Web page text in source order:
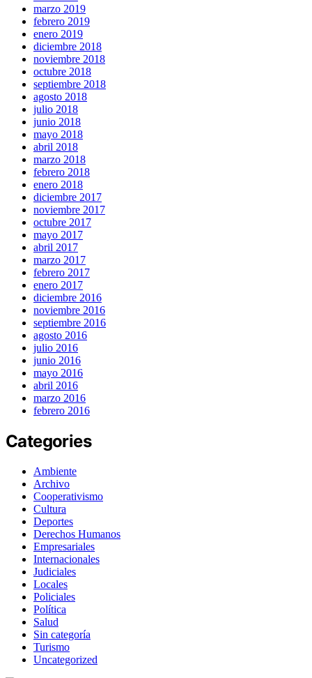
marzo 2019
febrero 2019
enero 2019
diciembre 2018
noviembre 2018
octubre 2018
septiembre 2018
agosto 2018
julio 2018
junio 2018
mayo 2018
abril 2018
marzo 2018
febrero 2018
enero 2018
diciembre 2017
noviembre 2017
octubre 2017
mayo 2017
abril 2017
marzo 2017
febrero 2017
enero 2017
diciembre 2016
noviembre 2016
septiembre 2016
agosto 2016
julio 2016
junio 2016
mayo 2016
abril 2016
marzo 2016
febrero 2016
Categories
Ambiente
Archivo
Cooperativismo
Cultura
Deportes
Derechos Humanos
Empresariales
Internacionales
Judiciales
Locales
Policiales
Política
Salud
Sin categoría
Turismo
Uncategorized